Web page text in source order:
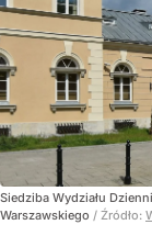
Siedziba Wydziału
Warszawskiego / Źródło: